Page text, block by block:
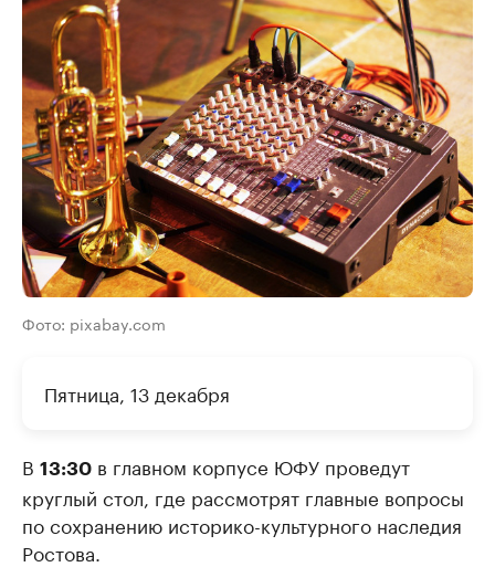
Фото: pixabay.com
Пятница, 13 декабря
В 13:30 в главном корпусе ЮФУ проведут
круглый стол, где рассмотрят главные вопросы
по сохранению историко-культурного наследия
Ростова.